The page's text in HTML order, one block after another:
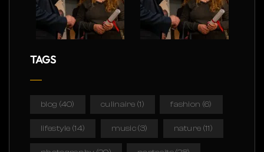
TAGS
blog (40) culinaire (1) fashion (6)
lifestyle (14) music(3) nature (11)